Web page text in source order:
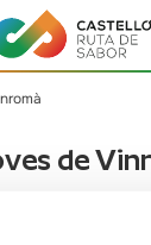
de
- Castelló